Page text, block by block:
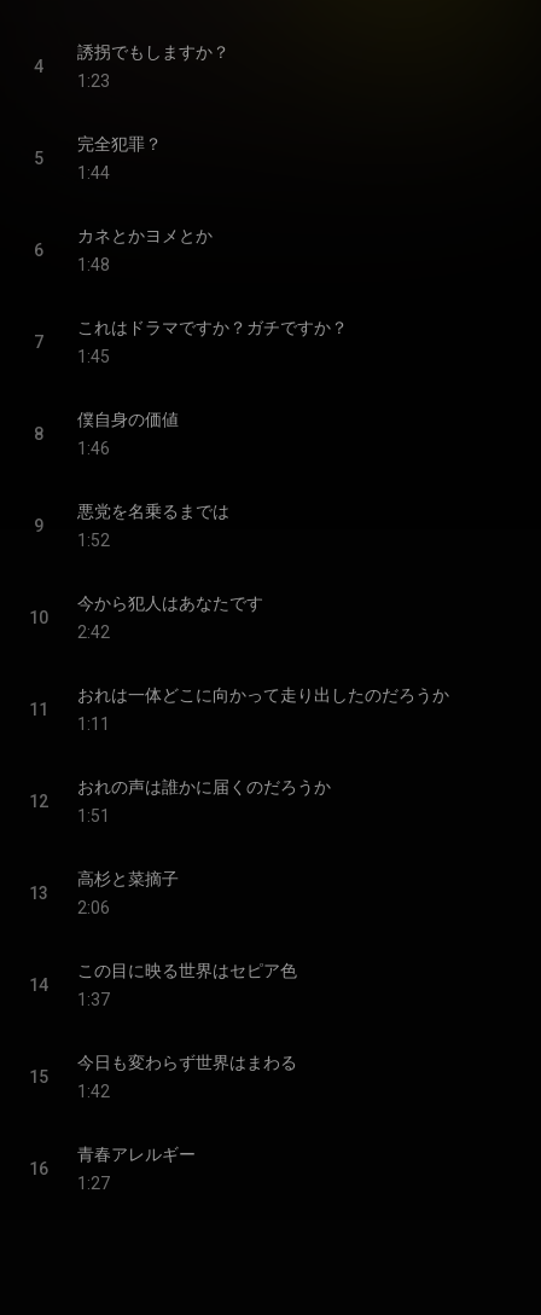
4
誘拐でもしますか？
1:23
5
完全犯罪？
1:44
6
カネとかヨメとか
1:48
7
これはドラマですか？ガチですか？
1:45
8
僕自身の価値
1:46
9
悪党を名乗るまでは
1:52
10
今から犯人はあなたです
2:42
11
おれは一体どこに向かって走り出したのだろうか
1:11
12
おれの声は誰かに届くのだろうか
1:51
13
高杉と菜摘子
2:06
14
この目に映る世界はセピア色
1:37
15
今日も変わらず世界はまわる
1:42
16
青春アレルギー
1:27